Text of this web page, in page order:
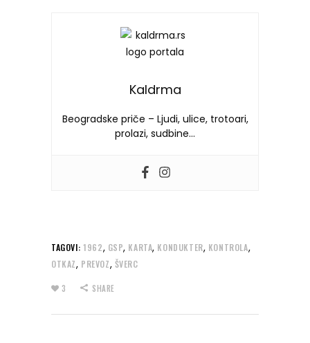
Kaldrma
Beogradske priče – Ljudi, ulice, trotoari,
prolazi, sudbine…
TAGOVI: 1962, GSP, KARTA, KONDUKTER, KONTROLA,
OTKAZ, PREVOZ, ŠVERC
3 SHARE